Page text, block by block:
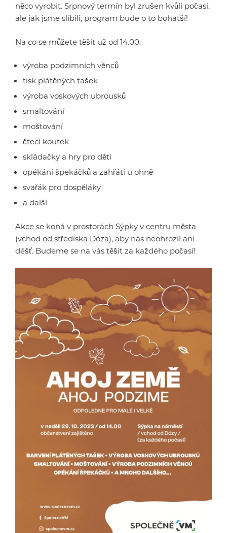
něco vyrobit. Srpnový termín byl zrušen kvůli počasí,
ale jak jsme slíbili, program bude o to bohatší!
Na co se můžete těšit už od 14.00:
výroba podzimních věnců
tisk plátěných tašek
výroba voskových ubrousků
smaltování
moštování
čtecí koutek
skládačky a hry pro děti
opékání špekáčků a zahřátí u ohně
svařák pro dospěláky
a další
Akce se koná v prostorách Sýpky v centru města
(vchod od střediska Dóza), aby nás neohrozil ani
déšť. Budeme se na vás těšit za každého počasí!